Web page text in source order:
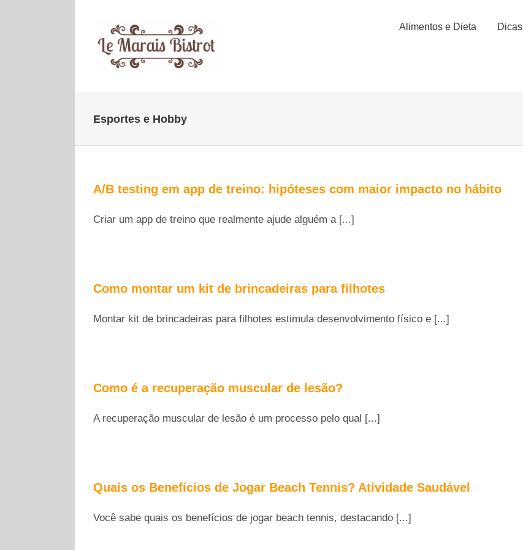
Alimentos e Dieta Dicas
Esportes e Hobby
A/B testing em app de treino: hipóteses com maior impacto no hábito
Criar um app de treino que realmente ajude alguém a [...]
Como montar um kit de brincadeiras para filhotes
Montar kit de brincadeiras para filhotes estimula desenvolvimento físico e [...]
Como é a recuperação muscular de lesão?
A recuperação muscular de lesão é um processo pelo qual [...]
Quais os Benefícios de Jogar Beach Tennis? Atividade Saudável
Você sabe quais os benefícios de jogar beach tennis, destacando [...]